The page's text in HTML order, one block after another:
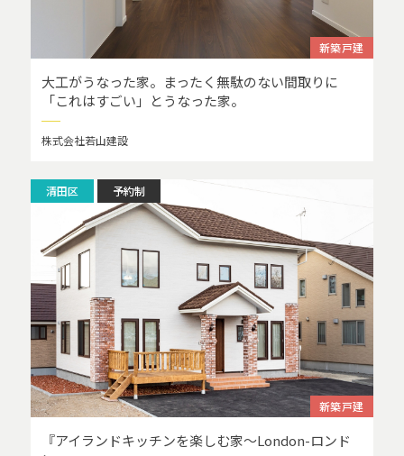
新築戸建
大工がうなった家。まったく無駄のない間取りに
「これはすごい」とうなった家。
株式会社若山建設
新築戸建
清田区 予約制
『アイランドキッチンを楽しむ家～London-ロンド